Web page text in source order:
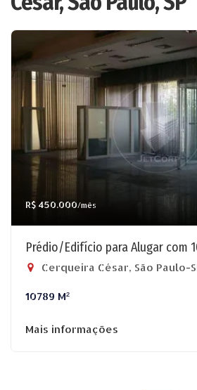
R$ 450.000/mês
Prédio/Edifício para Alugar com
Cerqueira César, São Paulo-
10789 M²
Mais informações